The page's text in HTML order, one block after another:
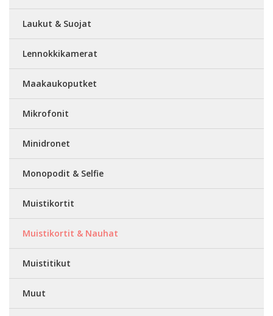
Laukut & Suojat
Lennokkikamerat
Maakaukoputket
Mikrofonit
Minidronet
Monopodit & Selfie
Muistikortit
Muistikortit & Nauhat
Muistitikut
Muut